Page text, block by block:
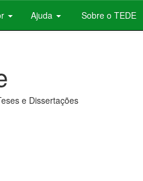
Ajuda Sobre o TEDE
e Dissertações